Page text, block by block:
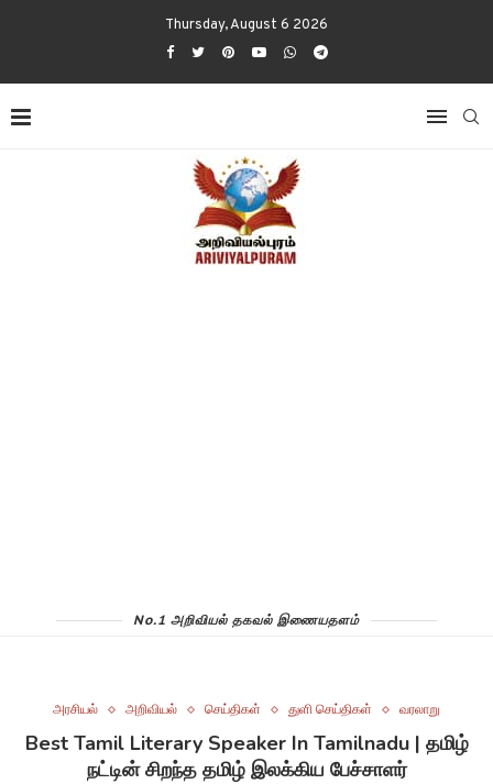
Thursday, August 6 2026
No.1 அறிவியல் தகவல் இணையதளம்
அரசியல் அறிவியல் செய்திகள் துளி செய்திகள் வரலாறு
Best Tamil Literary Speaker In Tamilnadu | தமிழ்
நட்டின் சிறந்த தமிழ் இலக்கிய பேச்சாளர்